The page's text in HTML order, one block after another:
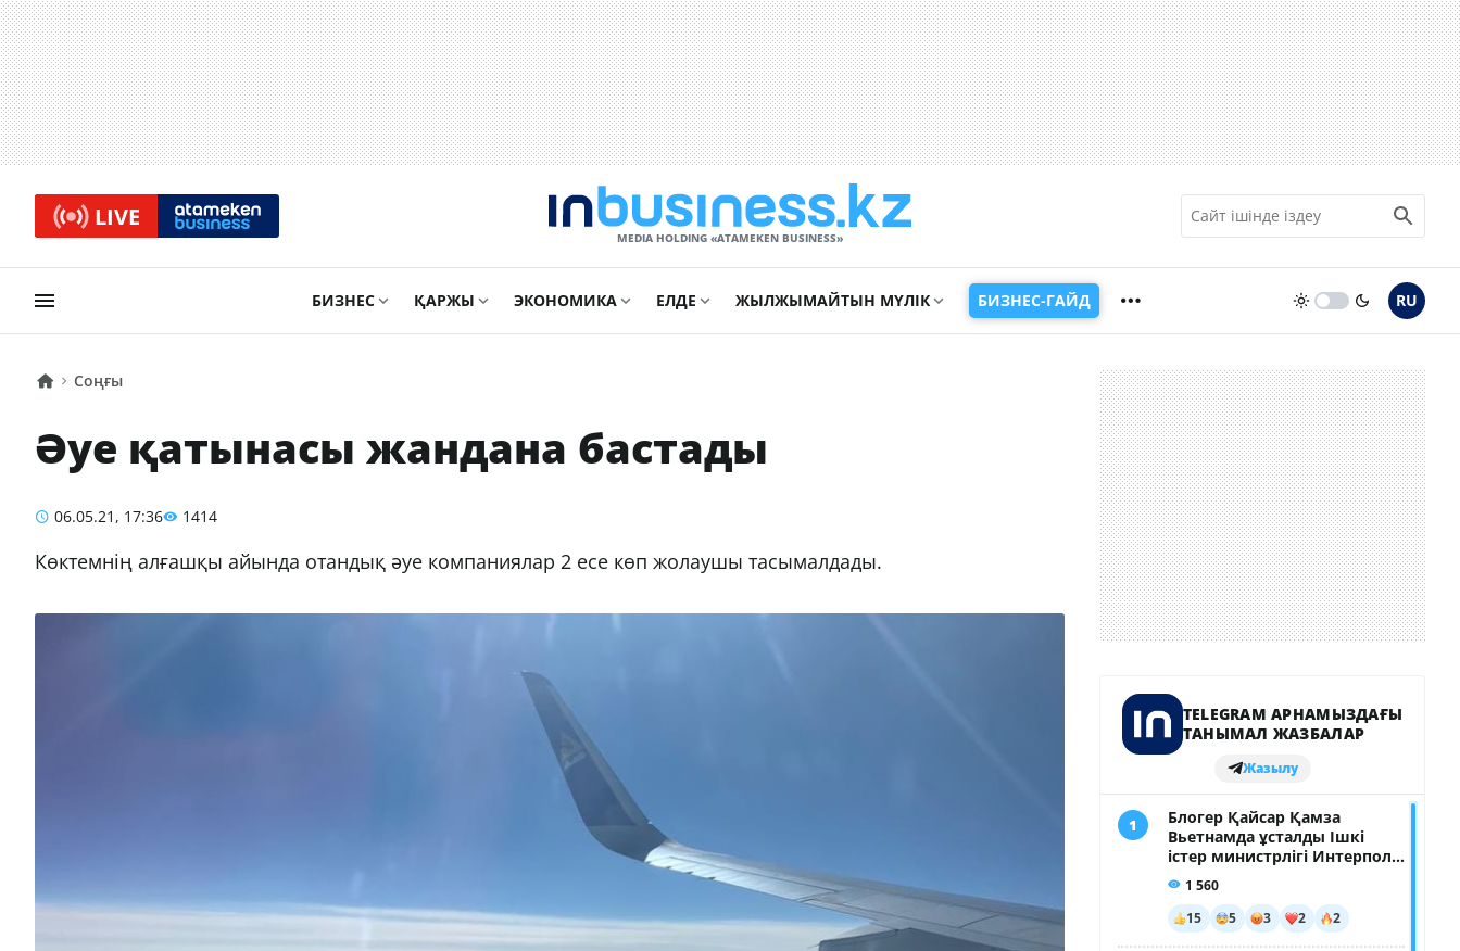
LIVE
MEDIA HOLDING «ATAMEKЕN BUSINESS»
БИЗНЕС ҚАРЖЫ ЭКОНОМИКА ЕЛДЕ ЖЫЛЖЫМАЙТЫН МҮЛІК БИЗНЕС-ГАЙД RU
Соңғы
Әуе қатынасы жандана бастады
06.05.21, 17:36 1414
Көктемнің алғашқы айында отандық әуе компаниялар 2 есе көп жолаушы тасымалдады.